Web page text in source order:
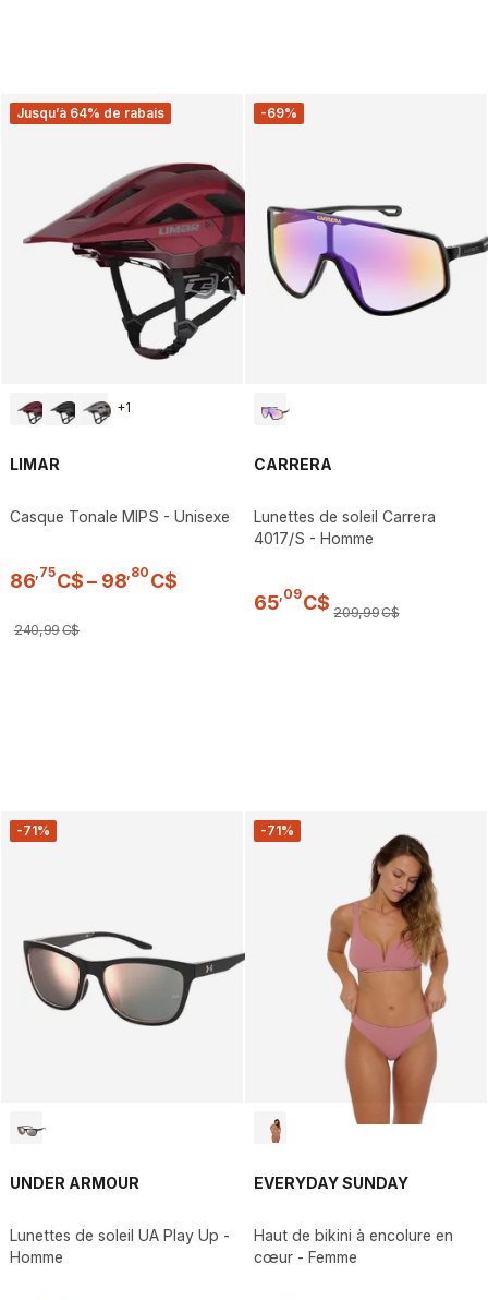
Jusqu’à 64% de rabais
+1
LIMAR
Casque Tonale MIPS - Unisexe
86,75C$ – 98,80 C$
240,99C$
-69%
CARRERA
Lunettes de soleil Carrera
4017/S - Homme
65,09C$ 209,99C$
-71%
UNDER ARMOUR
Lunettes de soleil UA Play Up -
Homme
-71%
EVERYDAY SUNDAY
Haut de bikini à encolure en
cœur - Femme